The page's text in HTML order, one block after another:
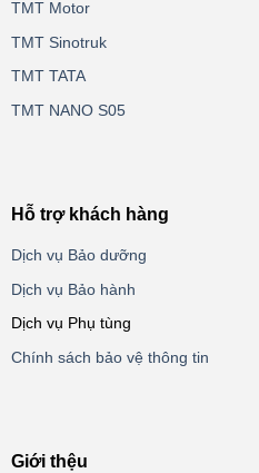
TMT Motor
TMT Sinotruk
TMT TATA
TMT NANO S05
Hỗ trợ khách hàng
Dịch vụ Bảo dưỡng
Dịch vụ Bảo hành
Dịch vụ Phụ tùng
Chính sách bảo vệ thông tin
Giới thệu